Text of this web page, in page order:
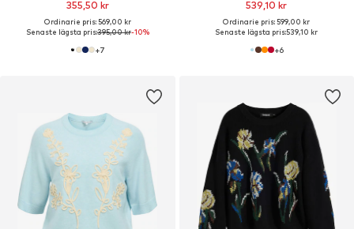
355,50 kr
Ordinarie pris: 569,00 kr
Senaste lägsta pris:395,00 kr-10%
+7
539,10 kr
Ordinarie pris: 599,00 kr
Senaste lägsta pris:539,10 kr
+6